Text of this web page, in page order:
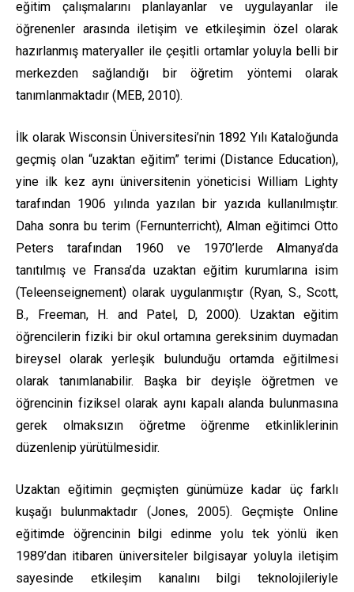
eğitim çalışmalarını planlayanlar ve uygulayanlar ile
öğrenenler arasında iletişim ve etkileşimin özel olarak
hazırlanmış materyaller ile çeşitli ortamlar yoluyla belli bir
merkezden sağlandığı bir öğretim yöntemi olarak
tanımlanmaktadır (MEB, 2010).
İlk olarak Wisconsin Üniversitesi’nin 1892 Yılı Kataloğunda
geçmiş olan “uzaktan eğitim” terimi (Distance Education),
yine ilk kez aynı üniversitenin yöneticisi William Lighty
tarafından 1906 yılında yazılan bir yazıda kullanılmıştır.
Daha sonra bu terim (Fernunterricht), Alman eğitimci Otto
Peters tarafından 1960 ve 1970’lerde Almanya’da
tanıtılmış ve Fransa’da uzaktan eğitim kurumlarına isim
(Teleenseignement) olarak uygulanmıştır (Ryan, S., Scott,
B., Freeman, H. and Patel, D, 2000). Uzaktan eğitim
öğrencilerin fiziki bir okul ortamına gereksinim duymadan
bireysel olarak yerleşik bulunduğu ortamda eğitilmesi
olarak tanımlanabilir. Başka bir deyişle öğretmen ve
öğrencinin fiziksel olarak aynı kapalı alanda bulunmasına
gerek olmaksızın öğretme öğrenme etkinliklerinin
düzenlenip yürütülmesidir.
Uzaktan eğitimin geçmişten günümüze kadar üç farklı
kuşağı bulunmaktadır (Jones, 2005). Geçmişte Online
eğitimde öğrencinin bilgi edinme yolu tek yönlü iken
1989’dan itibaren üniversiteler bilgisayar yoluyla iletişim
sayesinde etkileşim kanalını bilgi teknolojileriyle